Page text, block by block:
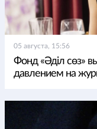
05 августа, 15:56
Фонд «Әділ сөз»
давлением на